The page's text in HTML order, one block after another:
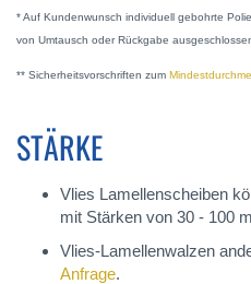
* Auf Kundenwunsch individuell gebohrte
von Umtausch oder Rückgabe
** Sicherheitsvorschriften zum
STÄRKE
Vlies Lamellenscheiben
mit Stärken von 30 - 100
Vlies-Lamellenwalzen
Anfrage.